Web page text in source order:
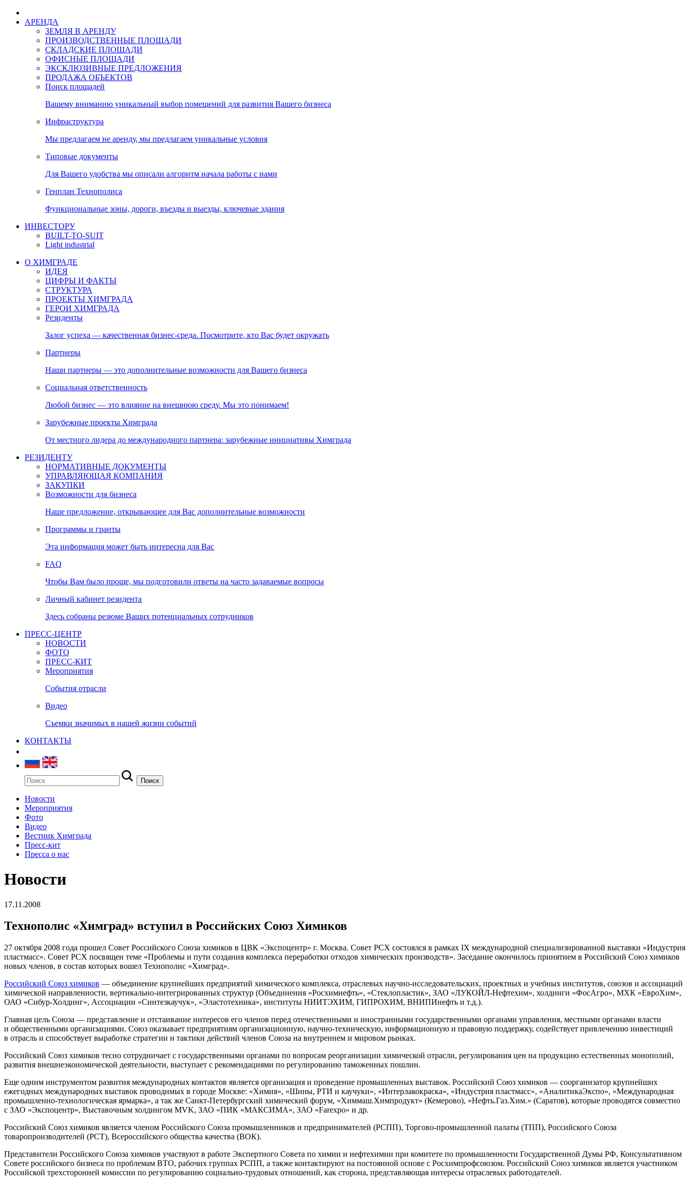
АРЕНДА
ЗЕМЛЯ В АРЕНДУ
ПРОИЗВОДСТВЕННЫЕ ПЛОЩАДИ
СКЛАДСКИЕ ПЛОЩАДИ
ОФИСНЫЕ ПЛОЩАДИ
ЭКСКЛЮЗИВНЫЕ ПРЕДЛОЖЕНИЯ
ПРОДАЖА ОБЪЕКТОВ
Поиск площадей
Вашему вниманию уникальный выбор помещений для развития Вашего бизнеса
Инфраструктура
Мы предлагаем не аренду, мы предлагаем уникальные условия
Типовые документы
Для Вашего удобства мы описали алгоритм начала работы с нами
Генплан Технополиса
Функциональные зоны, дороги, въезды и выезды, ключевые здания
ИНВЕСТОРУ
BUILT-TO-SUIT
Light industrial
О ХИМГРАДЕ
ИДЕЯ
ЦИФРЫ И ФАКТЫ
СТРУКТУРА
ПРОЕКТЫ ХИМГРАДА
ГЕРОИ ХИМГРАДА
Резиденты
Залог успеха — качественная бизнес-среда. Посмотрите, кто Вас будет окружать
Партнеры
Наши партнеры — это дополнительные возможности для Вашего бизнеса
Социальная ответственность
Любой бизнес — это влияние на внешнюю среду. Мы это понимаем!
Зарубежные проекты Химграда
От местного лидера до международного партнера: зарубежные инициативы Химграда
РЕЗИДЕНТУ
НОРМАТИВНЫЕ ДОКУМЕНТЫ
УПРАВЛЯЮЩАЯ КОМПАНИЯ
ЗАКУПКИ
Возможности для бизнеса
Наше предложение, открывающее для Вас дополнительные возможности
Программы и гранты
Эта информация может быть интересна для Вас
FAQ
Чтобы Вам было проще, мы подготовили ответы на часто задаваемые вопросы
Личный кабинет резидента
Здесь собраны резюме Ваших потенциальных сотрудников
ПРЕСС-ЦЕНТР
НОВОСТИ
ФОТО
ПРЕСС-КИТ
Мероприятия
События отрасли
Видео
Съемки значимых в нашей жизни событий
КОНТАКТЫ
Новости
Мероприятия
Фото
Видео
Вестник Химграда
Пресс-кит
Пресса о нас
Новости
17.11.2008
Технополис «Химград» вступил в Российских Союз Химиков
27 октября 2008 года прошел Совет Российского Союза химиков в ЦВК «Экспоцентр» г. Москва. Совет РСХ состоялся в рамках IX международной специализированной выставки «Индустрия
пластмасс». Совет РСХ посвящен теме «Проблемы и пути создания комплекса переработки отходов химических производств». Заседание окончилось принятием в Российский Союз химиков
новых членов, в состав которых вошел Технополис «Химград».
Российский Союз химиков — объединение крупнейших предприятий химического комплекса, отраслевых научно-исследовательских, проектных и учебных институтов, союзов и ассоциаций
химической направленности, вертикально-интегрированных структур (Объединения «Росхимнефть», «Стеклопластик», ЗАО «ЛУКОЙЛ-Нефтехим», холдинги «ФосАгро», МХК «ЕвроХим»,
ОАО «Сибур-Холдинг», Ассоциации «Синтезкаучук», «Эластотехника», институты НИИТЭХИМ, ГИПРОХИМ, ВНИПИнефть и т.д.).
Главная цель Союза — представление и отстаивание интересов его членов перед отечественными и иностранными государственными органами управления, местными органами власти
и общественными организациями. Союз оказывает предприятиям организационную, научно-техническую, информационную и правовую поддержку, содействует привлечению инвестиций
в отрасль и способствует выработке стратегии и тактики действий членов Союза на внутреннем и мировом рынках.
Российский Союз химиков тесно сотрудничает с государственными органами по вопросам реорганизации химической отрасли, регулирования цен на продукцию естественных монополий,
развития внешнеэкономической деятельности, выступает с рекомендациями по регулированию таможенных пошлин.
Еще одним инструментом развития международных контактов является организация и проведение промышленных выставок. Российский Союз химиков — соорганизатор крупнейших
ежегодных международных выставок проводимых в городе Москве: «Химия», «Шины, РТИ и каучуки», «Интерлакокраска», «Индустрия пластмасс», «АналитикаЭкспо», «Международная
промышленно-технологическая ярмарка», а так же Санкт-Петербургский химический форум, «Химмаш.Химпродукт» (Кемерово), «Нефть.Газ.Хим.» (Саратов), которые проводятся совместно
с ЗАО «Экспоцентр», Выставочным холдингом MVK, ЗАО «ПИК «МАКСИМА», ЗАО «Farexpo» и др.
Российский Союз химиков является членом Российского Союза промышленников и предпринимателей (РСПП), Торгово-промышленной палаты (ТПП), Российского Союза
товаропроизводителей (РСТ), Всероссийского общества качества (ВОК).
Представители Российского Союза химиков участвуют в работе Экспертного Совета по химии и нефтехимии при комитете по промышленности Государственной Думы РФ, Консультативном
Совете российского бизнеса по проблемам ВТО, рабочих группах РСПП, а также контактируют на постоянной основе с Росхимпрофсоюзом. Российский Союз химиков является участником
Российской трехсторонней комиссии по регулированию социально-трудовых отношений, как сторона, представляющая интересы отраслевых работодателей.